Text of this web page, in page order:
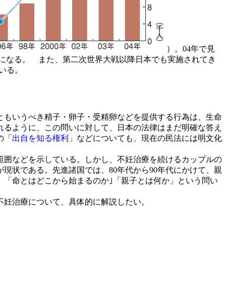
）。04年で見
なる。 また、第二次世界大戦以降日本でも実施されてき
る。
いうべき精子・卵子・受精卵などを提供する行為は、生命
ように、この問いに対して、日本の法律はまだ明確な答え
出自を知る権利 」などについても、現在の民法には明文化
などを示している。しかし、不妊治療を続けるカップルの
状である。先進諸国では、80年代から90年代にかけて、親
命とはどこから始まるのか｣「親子とは何か」という問い
治療について、具体的に解説したい。